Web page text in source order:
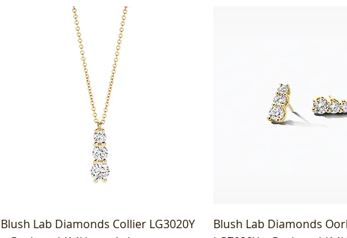
Blush Lab Diamonds Collier LG3020Y
Blush Lab Diamonds